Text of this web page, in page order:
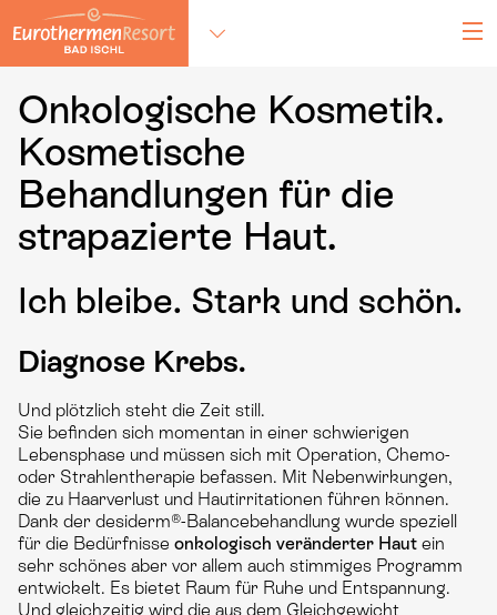
zum Hauptinhalt springen
Onkologische Kosmetik.
Kosmetische
Behandlungen für die
strapazierte Haut.
Ich bleibe. Stark und schön.
Diagnose Krebs.
Und plötzlich steht die Zeit still.
Sie befinden sich momentan in einer schwierigen
Lebensphase und müssen sich mit Operation, Chemo-
oder Strahlentherapie befassen. Mit Nebenwirkungen,
die zu Haarverlust und Hautirritationen führen können.
Dank der desiderm®-Balancebehandlung wurde speziell
für die Bedürfnisse onkologisch veränderter Haut ein
sehr schönes aber vor allem auch stimmiges Programm
entwickelt. Es bietet Raum für Ruhe und Entspannung.
Und gleichzeitig wird die aus dem Gleichgewicht